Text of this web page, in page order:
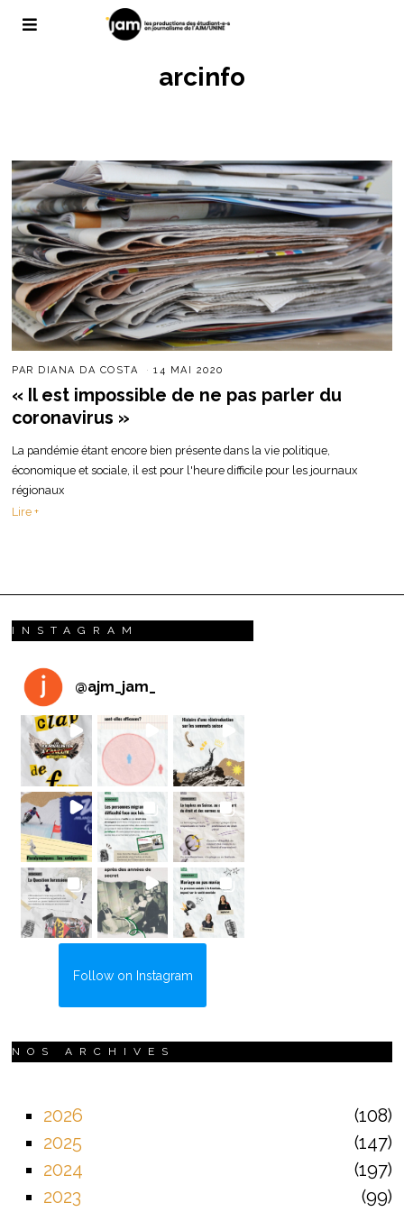
arcinfo
PAR DIANA DA COSTA 14 MAI 2020
« Il est impossible de ne pas parler du
coronavirus »
La pandémie étant encore bien présente dans la vie politique,
économique et sociale, il est pour l'heure difficile pour les journaux
régionaux
Lire +
INSTAGRAM
@ajm_jam_
Follow on Instagram
NOS ARCHIVES
2026
108
2025
147
2024
197
2023
99